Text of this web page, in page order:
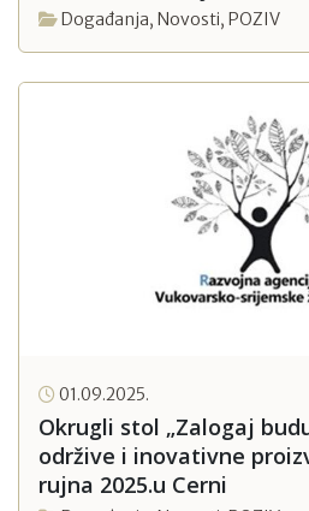
Događanja, Novosti, POZIV
01.09.2025.
Okrugli stol „Zalogaj
održive i inovativne
rujna 2025.u Cerni